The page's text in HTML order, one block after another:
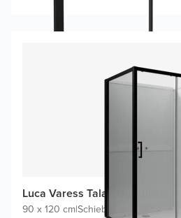
Luca Varess Talan Duschkabine
90 x 120 cm|Schiebetür Profil Schwarz